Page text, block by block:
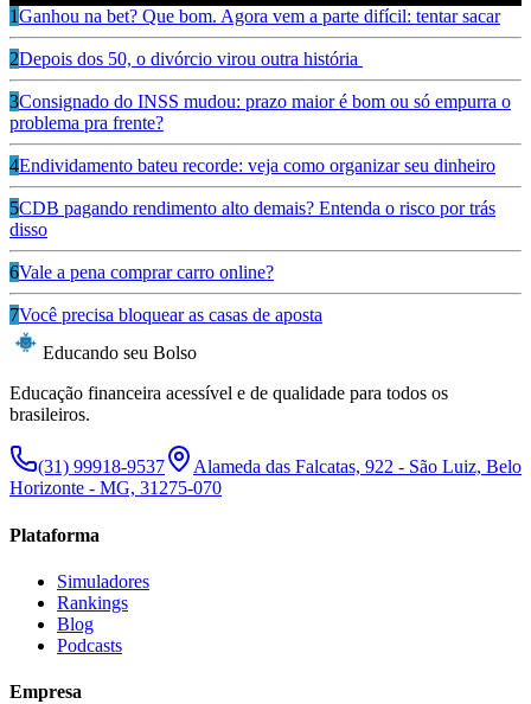
1Ganhou na bet? Que bom. Agora vem a parte difícil: tentar sacar
2Depois dos 50, o divórcio virou outra história
3Consignado do INSS mudou: prazo maior é bom ou só empurra o
problema pra frente?
4Endividamento bateu recorde: veja como organizar seu dinheiro
5CDB pagando rendimento alto demais? Entenda o risco por trás
disso
6Vale a pena comprar carro online?
7Você precisa bloquear as casas de aposta
Educando seu Bolso
Educação financeira acessível e de qualidade para todos os
brasileiros.
(31) 99918-9537
Alameda das Falcatas, 922 - São Luiz, Belo
Horizonte - MG, 31275-070
Plataforma
Simuladores
Rankings
Blog
Podcasts
Empresa